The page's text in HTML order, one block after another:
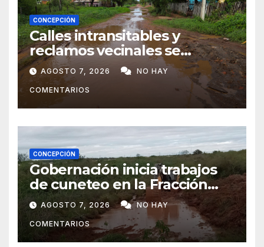
CONCEPCIÓN
Calles intransitables y
reclamos vecinales se
repiten en barrios de
Concepción
AGOSTO 7, 2026 NO HAY
COMENTARIOS
CONCEPCIÓN
Gobernación inicia trabajos
de cuneteo en la Fracción
José Félix
AGOSTO 7, 2026 NO HAY
COMENTARIOS